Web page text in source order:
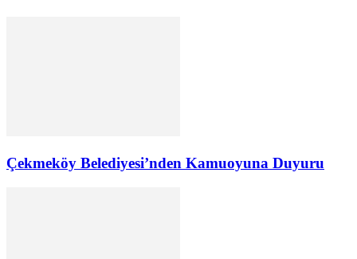
Çekmeköy Belediyesi’nden Kamuoyuna Duyuru